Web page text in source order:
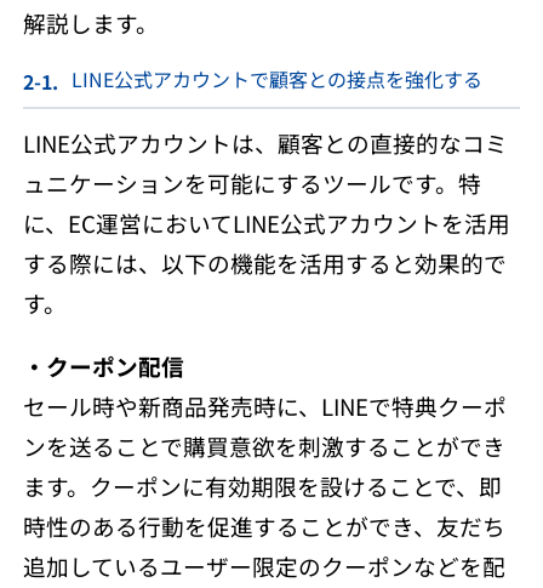
解説します。
LINE公式アカウントで顧客との接点を強化する
LINE公式アカウントは、顧客との直接的なコミ
ュニケーションを可能にするツールです。特
に、EC運営においてLINE公式アカウントを活用
する際には、以下の機能を活用すると効果的で
す。
・クーポン配信
セール時や新商品発売時に、LINEで特典クーポ
ンを送ることで購買意欲を刺激することができ
ます。クーポンに有効期限を設けることで、即
時性のある行動を促進することができ、友だち
追加しているユーザー限定のクーポンなどを配